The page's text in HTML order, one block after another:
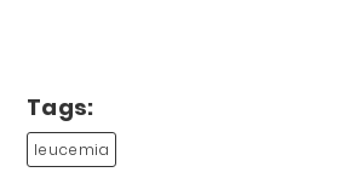
Tags:
leucemia